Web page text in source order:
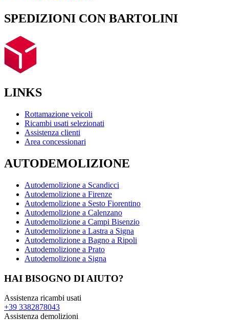
SPEDIZIONI CON BARTOLINI
LINKS
Rottamazione veicoli
Ricambi usati selezionati
Assistenza clienti
Area concessionari
AUTODEMOLIZIONE
Autodemolizione a Scandicci
Autodemolizione a Firenze
Autodemolizione a Sesto Fiorentino
Autodemolizione a Calenzano
Autodemolizione a Campi Bisenzio
Autodemolizione a Lastra a Signa
Autodemolizione a Bagno a Ripoli
Autodemolizione a Prato
Autodemolizione a Signa
HAI BISOGNO DI AIUTO?
Assistenza ricambi usati
+39 3382878043
Assistenza demolizioni